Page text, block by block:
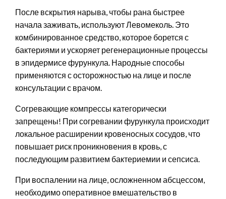
После вскрытия нарыва, чтобы рана быстрее
начала заживать, используют Левомеколь. Это
комбинированное средство, которое борется с
бактериями и ускоряет регенерационные процессы
в эпидермисе фурункула. Народные способы
применяются с осторожностью на лице и после
консультации с врачом.
Согревающие компрессы категорически
запрещены! При согревании фурункула происходит
локальное расширении кровеносных сосудов, что
повышает риск проникновения в кровь, с
последующим развитием бактериемии и сепсиса.
При воспалении на лице, осложненном абсцессом,
необходимо оперативное вмешательство в